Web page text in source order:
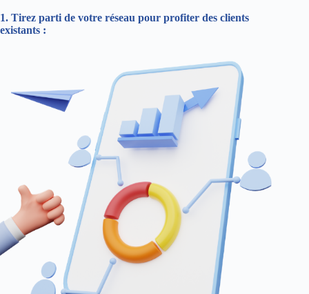
1. Tirez parti de votre réseau pour profiter des clients
existants :